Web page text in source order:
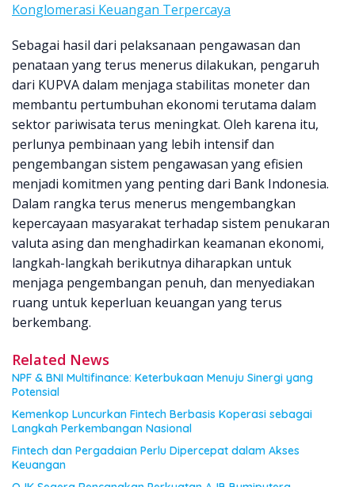
Konglomerasi Keuangan Terpercaya
Sebagai hasil dari pelaksanaan pengawasan dan
penataan yang terus menerus dilakukan, pengaruh
dari KUPVA dalam menjaga stabilitas moneter dan
membantu pertumbuhan ekonomi terutama dalam
sektor pariwisata terus meningkat. Oleh karena itu,
perlunya pembinaan yang lebih intensif dan
pengembangan sistem pengawasan yang efisien
menjadi komitmen yang penting dari Bank Indonesia.
Dalam rangka terus menerus mengembangkan
kepercayaan masyarakat terhadap sistem penukaran
valuta asing dan menghadirkan keamanan ekonomi,
langkah-langkah berikutnya diharapkan untuk
menjaga pengembangan penuh, dan menyediakan
ruang untuk keperluan keuangan yang terus
berkembang.
Related News
NPF & BNI Multifinance: Keterbukaan Menuju Sinergi yang
Potensial
Kemenkop Luncurkan Fintech Berbasis Koperasi sebagai
Langkah Perkembangan Nasional
Fintech dan Pergadaian Perlu Dipercepat dalam Akses
Keuangan